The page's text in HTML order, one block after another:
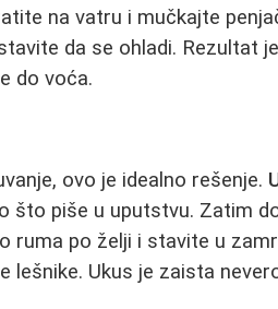
na vatru i mučkajte
da se ohladi. Rezultat
do voća.
ovo je idealno rešenje.
što piše u uputstvu. Zatim
ruma po želji i stavite u
lešnike. Ukus je zaista